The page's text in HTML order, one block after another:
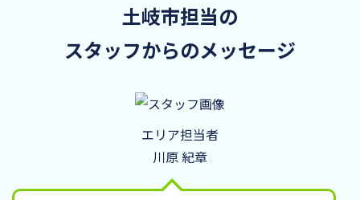
土岐市担当の
スタッフからのメッセージ
エリア担当者
川原 紀章